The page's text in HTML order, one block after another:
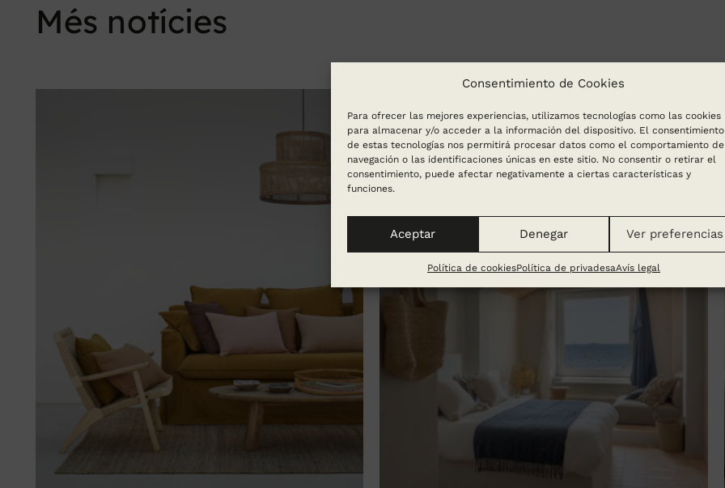
Consentimiento de Cookies
Para ofrecer las mejores experiencias, utilizamos tecnologías como las cookies
para almacenar y/o acceder a la información del dispositivo. El consentimiento
de estas tecnologías nos permitirá procesar datos como el comportamiento de
navegación o las identificaciones únicas en este sitio. No consentir o retirar el
consentimiento, puede afectar negativamente a ciertas características y
funciones.
Aceptar Denegar Ver preferencias
Política de cookiesPolítica de privadesaAvís legal
Més notícies